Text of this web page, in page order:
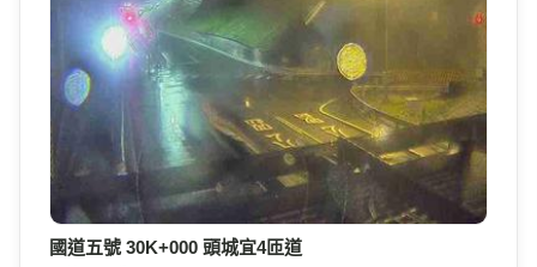
國道五號 30K+000 頭城宜4匝道